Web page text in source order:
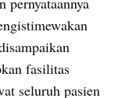
fasilitas
seluruh pasien